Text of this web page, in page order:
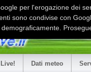
Live! Dati meteo
per l'erogazione dei
sono condivise con